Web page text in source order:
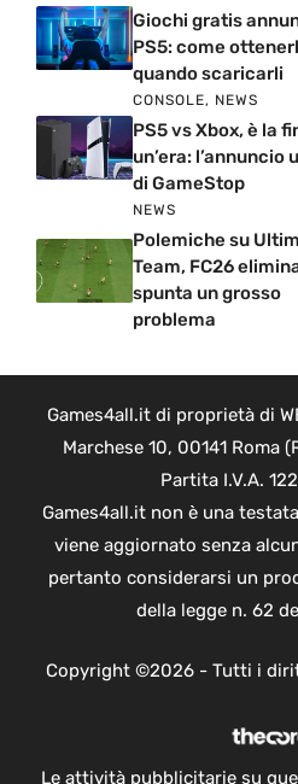
Giochi gratis
PS5: come
quando scaricarli
CONSOLE, NEWS
PS5 vs Xbox, è la
un’era: l’annuncio
di GameStop
NEWS
Polemiche su
Team, FC26
spunta un grosso
problema
Games4all.it di proprietà di
Marchese 10, 00141 Roma
Partita I.V.A.
Games4all.it non è una
viene aggiornato senza
pertanto considerarsi un
della legge n. 62
Copyright ©2026 - Tutti i
Le attività pubblicitarie su